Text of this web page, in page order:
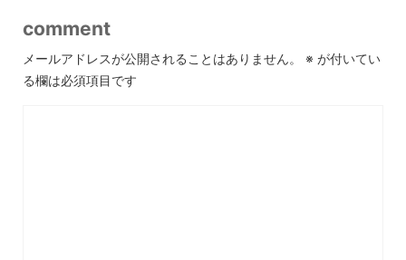
comment
メールアドレスが公開されることはありません。 ※ が付いてい
る欄は必須項目です